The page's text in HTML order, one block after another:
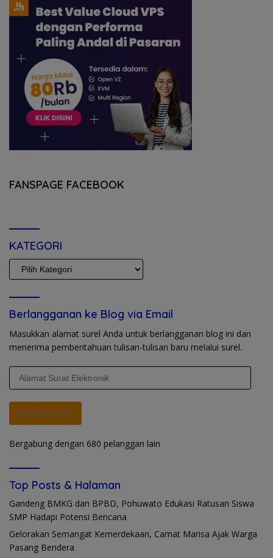
FANSPAGE FACEBOOK
KATEGORI
KATEGORI
Berlangganan ke Blog via Email
Masukkan alamat surel Anda untuk berlangganan blog ini dan
menerima pemberitahuan tulisan-tulisan baru melalui surel.
Alamat
Surat
Elektronik
Berlangganan
Bergabung dengan 680 pelanggan lain
Top Posts & Halaman
Gandeng BMKG dan BPBD, Pohuwato Edukasi Ratusan Siswa
SMP Hadapi Potensi Bencana
Gelorakan Semangat Kemerdekaan, Camat Marisa Ajak Warga
Pasang Bendera